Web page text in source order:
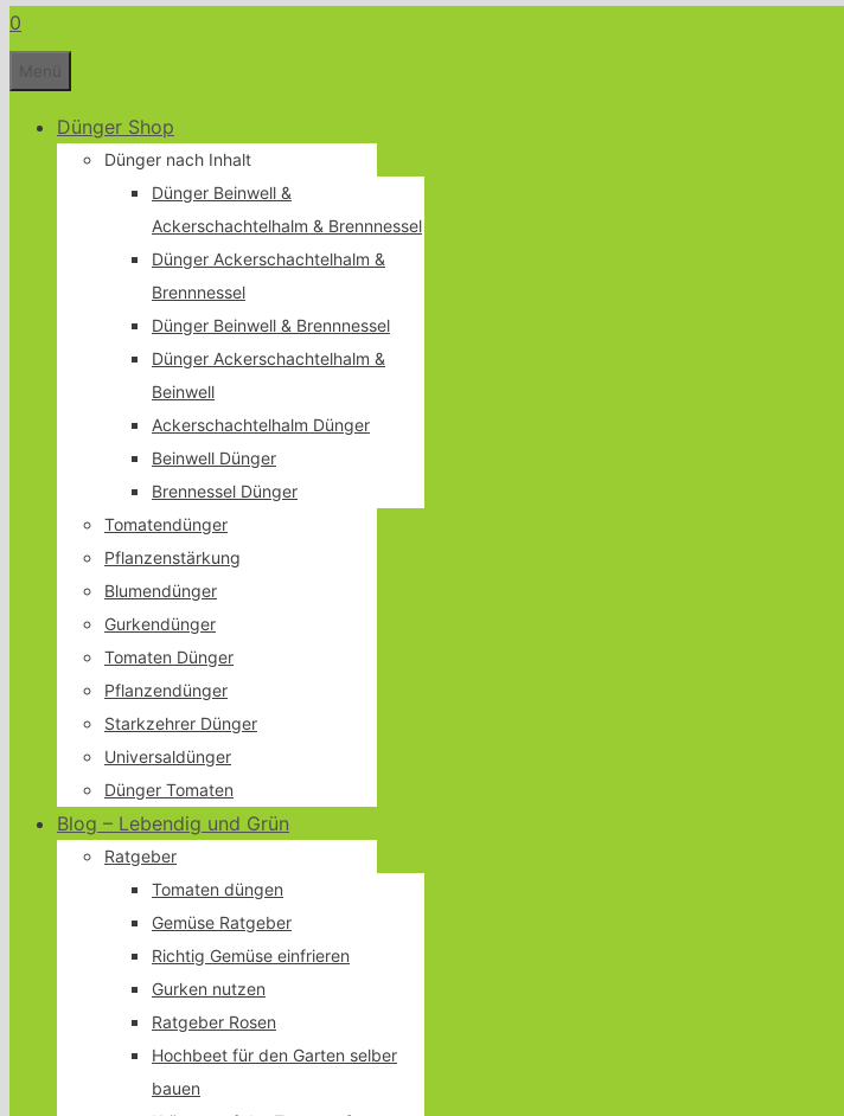
0
Dünger Shop
Dünger nach Inhalt
Dünger Beinwell &
Ackerschachtelhalm & Brennnessel
Dünger Ackerschachtelhalm &
Brennnessel
Dünger Beinwell & Brennnessel
Dünger Ackerschachtelhalm &
Beinwell
Ackerschachtelhalm Dünger
Beinwell Dünger
Brennessel Dünger
Tomatendünger
Pflanzenstärkung
Blumendünger
Gurkendünger
Tomaten Dünger
Pflanzendünger
Starkzehrer Dünger
Universaldünger
Dünger Tomaten
Blog – Lebendig und Grün
Ratgeber
Tomaten düngen
Gemüse Ratgeber
Richtig Gemüse einfrieren
Gurken nutzen
Ratgeber Rosen
Hochbeet für den Garten selber
bauen